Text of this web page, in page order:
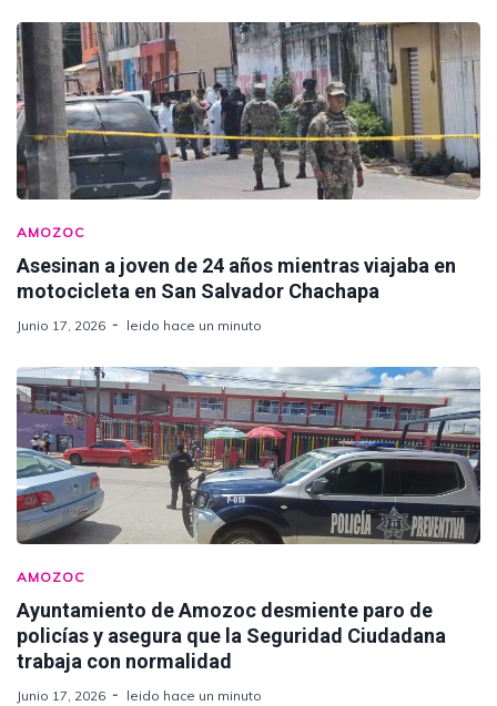
AMOZOC
Asesinan a joven de 24 años mientras viajaba en
motocicleta en San Salvador Chachapa
Junio 17, 2026 leido hace un minuto
AMOZOC
Ayuntamiento de Amozoc desmiente paro de
policías y asegura que la Seguridad Ciudadana
trabaja con normalidad
Junio 17, 2026 leido hace un minuto